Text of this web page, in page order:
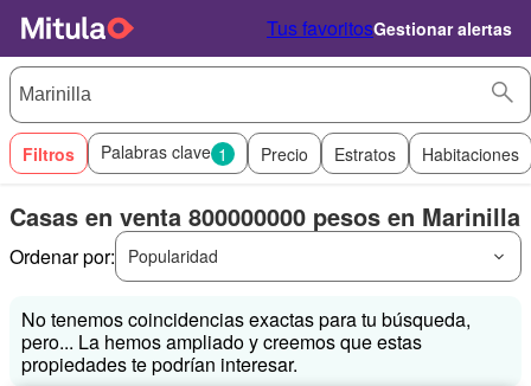
Tus favoritosGestionar alertas
Filtros Palabras clave 1 Precio Estratos Habitaciones
Casas en venta 800000000 pesos en Marinilla
Ordenar por: Popularidad
No tenemos coincidencias exactas para tu búsqueda,
pero... La hemos ampliado y creemos que estas
propiedades te podrían interesar.